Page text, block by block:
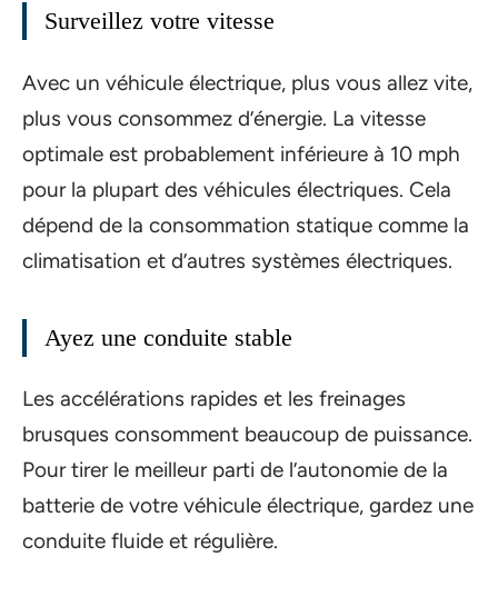
Surveillez votre vitesse
Avec un véhicule électrique, plus vous allez vite,
plus vous consommez d’énergie. La vitesse
optimale est probablement inférieure à 10 mph
pour la plupart des véhicules électriques. Cela
dépend de la consommation statique comme la
climatisation et d’autres systèmes électriques.
Ayez une conduite stable
Les accélérations rapides et les freinages
brusques consomment beaucoup de puissance.
Pour tirer le meilleur parti de l’autonomie de la
batterie de votre véhicule électrique, gardez une
conduite fluide et régulière.